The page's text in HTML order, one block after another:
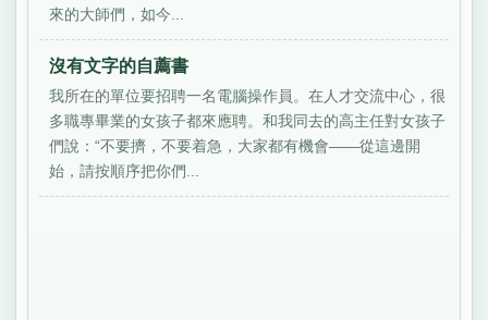
來的大師們，如今...
沒有文字的自薦書
我所在的單位要招聘一名電腦操作員。在人才交流中心，很
多職專畢業的女孩子都來應聘。和我同去的高主任對女孩子
們說：“不要擠，不要着急，大家都有機會――從這邊開
始，請按順序把你們...